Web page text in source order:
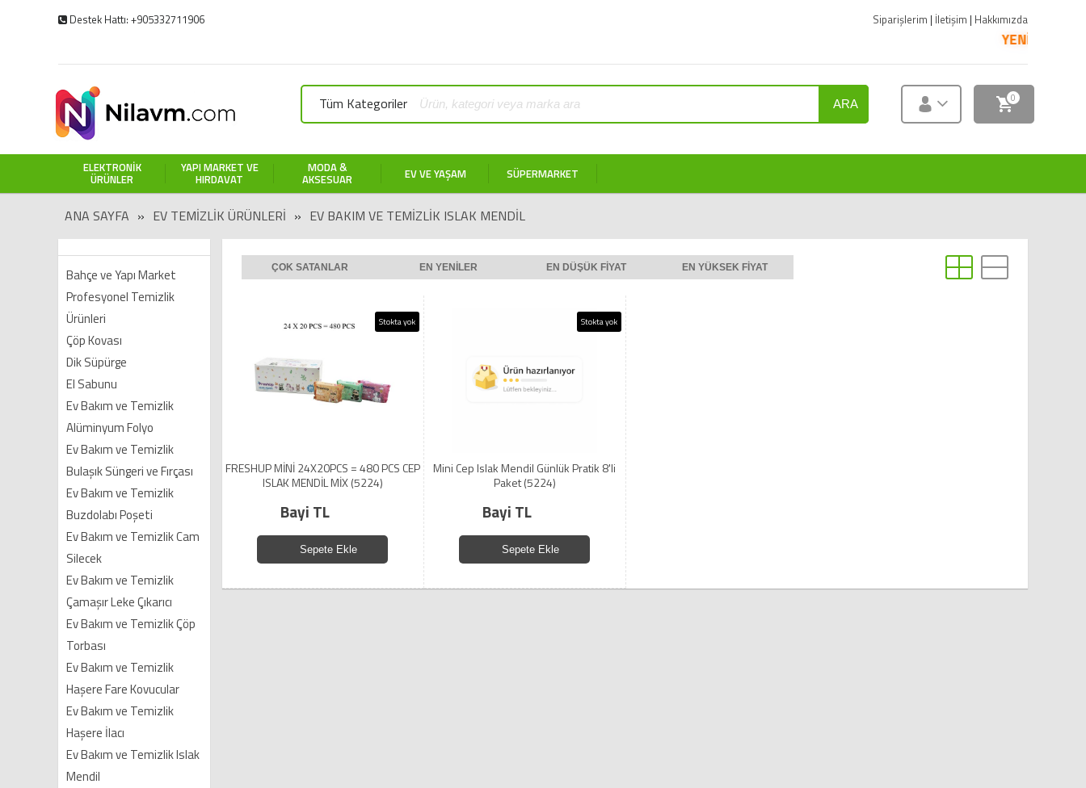
Destek Hattı: +905332711906 Siparişlerim | İletişim | Hakkımızda
YENİ ÜRÜNLER
Tüm Kategoriler ARA 0
ELEKTRONIK
ÜRÜNLER
YAPI MARKET VE
HIRDAVAT
MODA &
AKSESUAR EV VE YAŞAM SÜPERMARKET
ANA SAYFA » EV TEMIZLIK ÜRÜNLERI » EV BAKIM VE TEMIZLIK ISLAK MENDIL
Bahçe ve Yapı Market
Profesyonel Temizlik
Ürünleri
Çöp Kovası
Dik Süpürge
El Sabunu
Ev Bakım ve Temizlik
Alüminyum Folyo
Ev Bakım ve Temizlik
Bulaşık Süngeri ve Fırçası
Ev Bakım ve Temizlik
Buzdolabı Poşeti
Ev Bakım ve Temizlik Cam
Silecek
Ev Bakım ve Temizlik
Çamaşır Leke Çıkarıcı
Ev Bakım ve Temizlik Çöp
Torbası
Ev Bakım ve Temizlik
Haşere Fare Kovucular
Ev Bakım ve Temizlik
Haşere İlacı
Ev Bakım ve Temizlik Islak
Mendil
ÇOK SATANLAR EN YENILER EN DÜŞÜK FIYAT EN YÜKSEK FIYAT
Stokta yok
FRESHUP MİNİ 24X20PCS = 480 PCS CEP
ISLAK MENDİL MİX (5224)
Bayi TL
Sepete Ekle
Stokta yok
Mini Cep Islak Mendil Günlük Pratik 8'li
Paket (5224)
Bayi TL
Sepete Ekle